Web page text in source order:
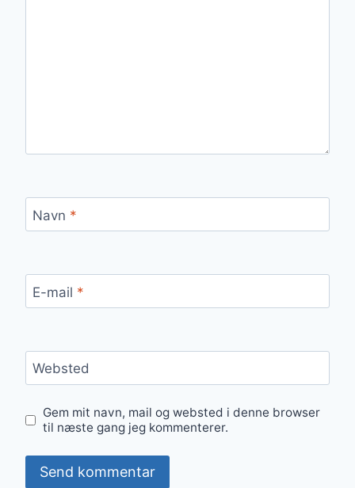
Navn *
E-mail *
Websted
Gem mit navn, mail og websted i denne browser
til næste gang jeg kommenterer.